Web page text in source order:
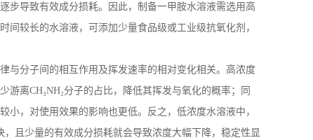
步导致有效成分损耗。因此，制备一甲胺水溶液需选用高
较长的水溶液，可添加少量食品级或工业级抗氧化剂，
与分子间的相互作用及挥发速率的相对变化相关。高浓度
游离CH₃NH₂分子的占比，降低其挥发与氧化的概率；同
，对使用效果的影响也更低。反之，低浓度水溶液中，
，且少量的有效成分损耗就会导致浓度大幅下降，稳定性显